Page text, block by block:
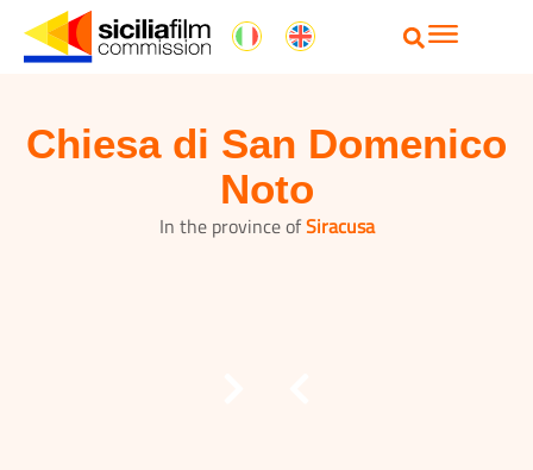
Chiesa di San Domenico
Noto
In the province ofSiracusa